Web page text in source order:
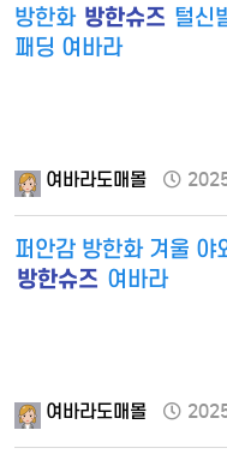
방한화 방한슈즈 털신
패딩 여바라
여바라도매몰
퍼안감 방한화 겨울 야
방한슈즈 여바라
여바라도매몰